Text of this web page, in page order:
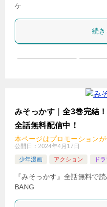
ケ
続
みそっかす｜全3巻完結
全話無料配信中！
本ページはプロモーション
公開日： 2024年4月17日
少年漫画
アクション ド
『みそっかす』全話無料で
BANG